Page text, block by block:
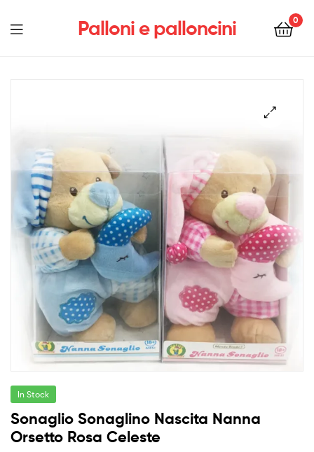
Palloni e palloncini 0
Menu
In Stock
Sonaglio Sonaglino Nascita Nanna
Orsetto Rosa Celeste